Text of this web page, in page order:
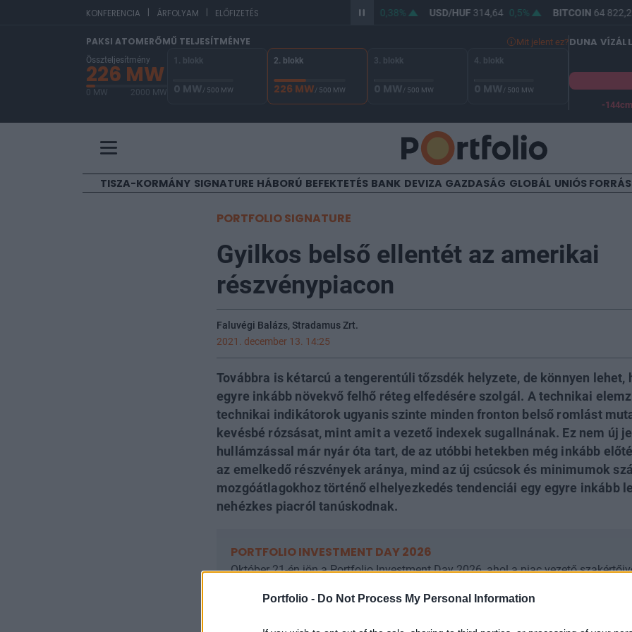
Portfolio - Do Not Process My Personal Information
KONFERENCIA | ÁRFOLYAM | ELŐFIZETÉS 363,11 0,38% USD/HUF314,64 0,5% BITCOIN 64 822,25
PAKSI ATOMERŐMŰ TELJESÍTMÉNYE Mit jelent ez?
Összteljesítmény
226 MW
0 MW 2000 MW
1. blokk
0 MW/ 500 MW
2. blokk
226 MW/ 500 MW
3. blokk
0 MW/ 500 MW
4. blokk
0 MW/ 500 MW
DUNA
-144cm
TISZA-KORMÁNY SIGNATURE HÁBORÚ BEFEKTETÉS BANK DEVIZA GAZDASÁG GLOBÁL UNIÓS
PORTFOLIO SIGNATURE
Gyilkos belső ellentét az amerikai
részvénypiacon
Faluvégi Balázs, Stradamus Zrt.
2021. december 13. 14:25
Továbbra is kétarcú a tengerentúli tőzsdék helyzete, de könnyen lehet,
egyre inkább növekvő felhő réteg elfedésére szolgál. A technikai
technikai indikátorok ugyanis szinte minden fronton belső romlást
kevésbé rózsásat, mint amit a vezető indexek sugallnának. Ez nem új
hullámzással már nyár óta tart, de az utóbbi hetekben még inkább
az emelkedő részvények aránya, mind az új csúcsok és minimumok
mozgóátlagokhoz történő elhelyezkedés tendenciái egy egyre inkább
nehézkes piacról tanúskodnak.
PORTFOLIO INVESTMENT DAY 2026
Október 21-én jön a Portfolio Investment Day 2026, ahol a piac vezető
választ a befektetőket leginkább foglalkoztató kérdésekre. Meddig tarthat az AI-
következő évek nyertesei, mire számíthatunk a részvény-, kötvény-, nyersanyag-